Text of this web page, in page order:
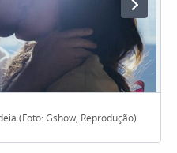
(Foto: Gshow, Reprodução)